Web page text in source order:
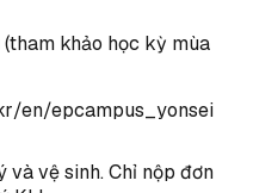
khảo học kỳ mùa
en/epcampus_yonsei
vệ sinh. Chỉ nộp đơn